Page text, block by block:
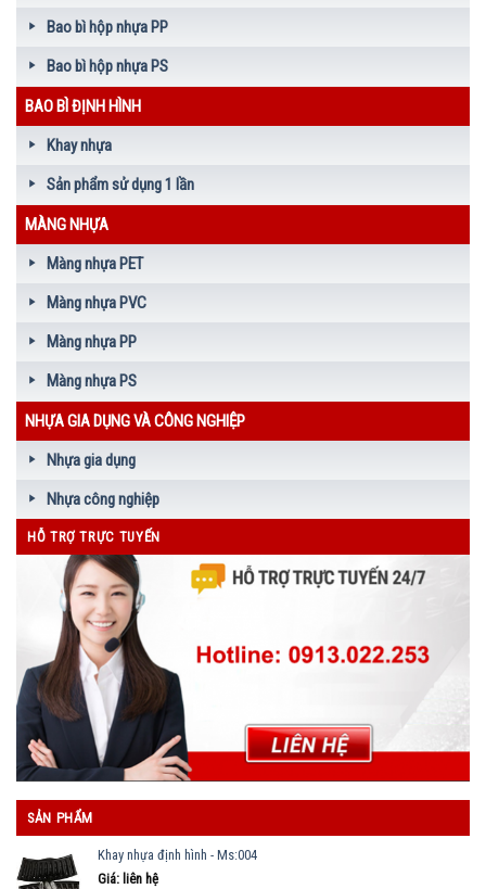
Bao bì hộp nhựa PP
Bao bì hộp nhựa PS
BAO BÌ ĐỊNH HÌNH
Khay nhựa
Sản phẩm sử dụng 1 lần
MÀNG NHỰA
Màng nhựa PET
Màng nhựa PVC
Màng nhựa PP
Màng nhựa PS
NHỰA GIA DỤNG VÀ CÔNG NGHIỆP
Nhựa gia dụng
Nhựa công nghiệp
HỖ TRỢ TRỰC TUYẾN
SẢN PHẨM
Khay nhựa định hình - Ms:004
Giá: liên hệ